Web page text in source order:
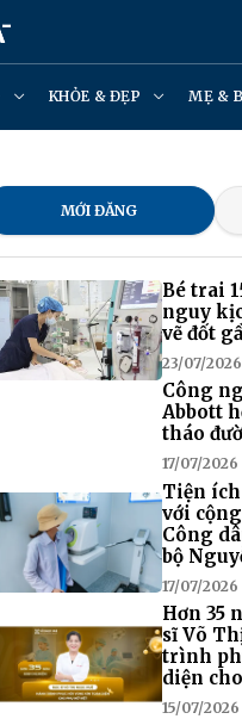
KHỎE & ĐẸP MẸ &
MỚI ĐĂNG
Bé trai
nguy
vẽ đốt
23/07/2026
Công
Abbott
tháo
17/07/2026
Tiện ích
với
Công
bộ
17/07/2026
Hơn 35
sĩ Võ
trình
diện
15/07/2026